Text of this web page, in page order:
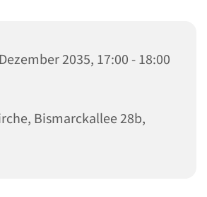
2035, 17:00 - 18:00
Bismarckallee 28b,